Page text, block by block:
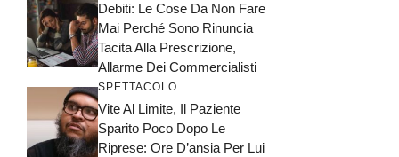
Debiti: Le Cose Da Non Fare
Mai Perché Sono Rinuncia
Tacita Alla Prescrizione,
Allarme Dei Commercialisti
SPETTACOLO
Vite Al Limite, Il Paziente
Sparito Poco Dopo Le
Riprese: Ore D’ansia Per Lui